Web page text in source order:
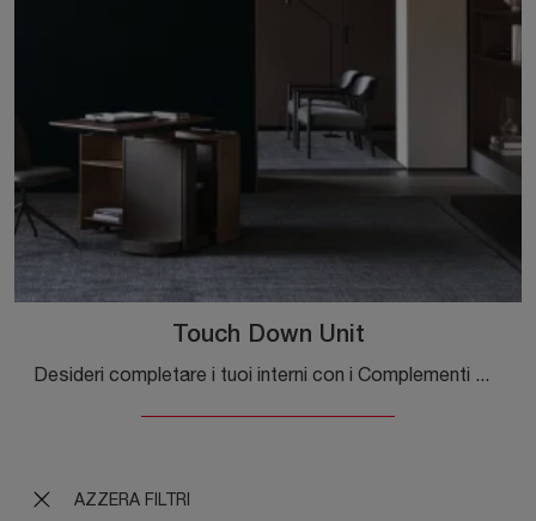
AZZERA FILTRI
Touch Down Unit
Desideri completare i tuoi interni con i Complementi Molteni & C? Eccoti differenti modelli di scrittoi in legno come Touch Down Unit.